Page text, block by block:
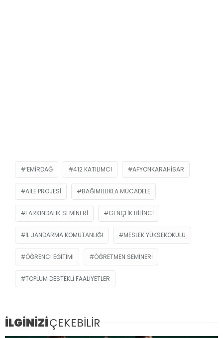
‘EMIRDAĞ 412 KATILIMCI AFYONKARAHISAR
AILE PROJESI BAĞIMLILIKLA MÜCADELE
FARKINDALIK SEMINERI GENÇLIK BILINCI
İL JANDARMA KOMUTANLIĞI MESLEK YÜKSEKOKULU
ÖĞRENCI EĞITIMI ÖĞRETMEN SEMINERI
TOPLUM DESTEKLI FAALIYETLER
İLGİNİZİÇEKEBİLİR